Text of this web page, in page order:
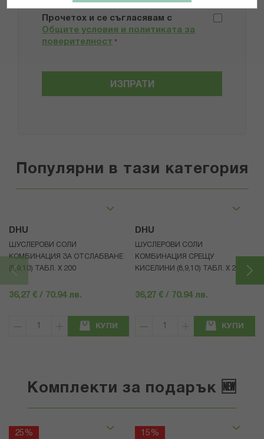
Прочетох и се съгласявам с
Общите условия и политиката за
поверителност *
ИЗПРАТИ
Популярни в тази категория
DHU
ШУСЛЕРОВИ СОЛИ
КОМБИНАЦИЯ ЗА ОТСЛАБВАНЕ
(5,9,10) ТАБЛ. X 200
36,27 € / 70.94 лв.
КУПИ
DHU
ШУСЛЕРОВИ СОЛИ
КОМБИНАЦИЯ СРЕЩУ
КИСЕЛИНИ (8,9,10) ТАБЛ. X 200
36,27 € / 70.94 лв.
КУПИ
Комплекти за подарък 🆕
25%
15%